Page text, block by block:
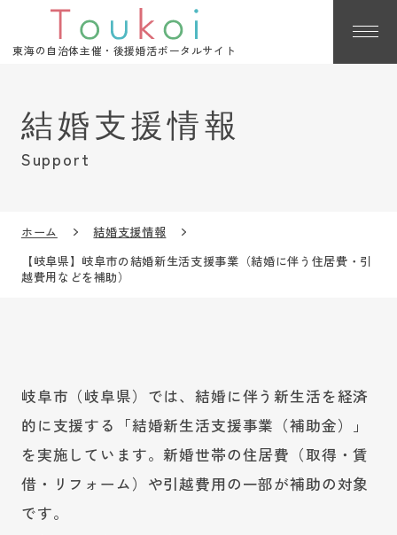
東海の自治体主催・後援婚活ポータルサイト
Support
ホーム
結婚支援情報
【岐阜県】岐阜市の結婚新生活支援事業（結婚に伴う住居費・引
越費用などを補助）
岐阜市（岐阜県）では、結婚に伴う新生活を経済
的に支援する「結婚新生活支援事業（補助金）」
を実施しています。新婚世帯の住居費（取得・賃
借・リフォーム）や引越費用の一部が補助の対象
です。